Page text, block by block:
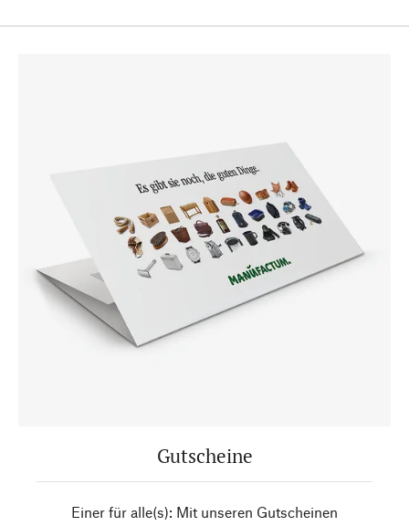
Gutscheine
Einer für alle(s): Mit unseren Gutscheinen